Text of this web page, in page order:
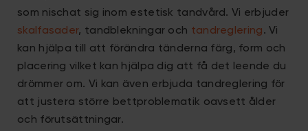
som nischat sig inom estetisk tandvård. Vi erbjuder
skalfasader, tandblekningar och tandreglering. Vi
kan hjälpa till att förändra tänderna färg, form och
placering vilket kan hjälpa dig att få det leende du
drömmer om. Vi kan även erbjuda tandreglering för
att justera större bettproblematik oavsett ålder
och förutsättningar.